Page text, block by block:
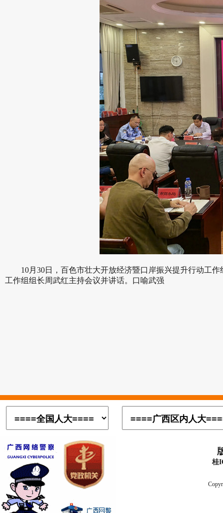
10月30日，百色市壮大开放经济暨口岸振兴提升行动工
工作组组长周武红主持会议并讲话。 口喻武强
桂